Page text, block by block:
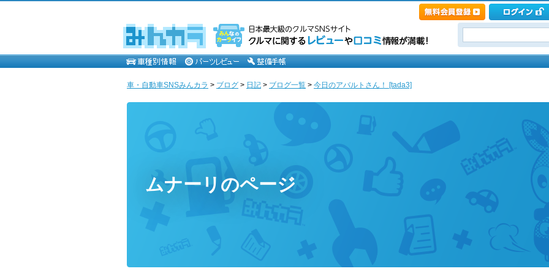
車・自動車SNSみんカラ > ブログ > 日記 > ブログ一覧 > 今日のアバルトさん！ [tada3]
ムナーリのページ